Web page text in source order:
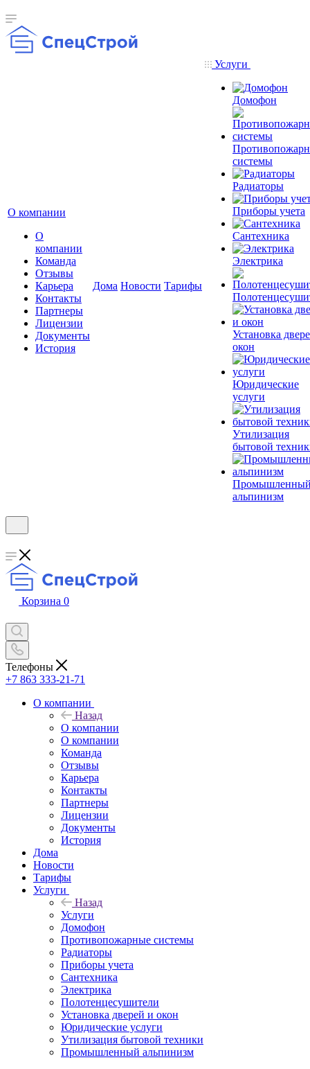
О компании
О
компании
Команда
Отзывы
Карьера
Контакты
Партнеры
Лицензии
Документы
История
Дома Новости Тарифы
Услуги
Домофон
системы
Радиаторы
Приборы учета
Сантехника
Электрика
Установка
окон
Юридические
услуги
Утилизация
бытовой
альпинизм
Корзина 0
Телефоны
+7 863 333-21-71
О компании
Назад
О компании
О компании
Команда
Отзывы
Карьера
Контакты
Партнеры
Лицензии
Документы
История
Дома
Новости
Тарифы
Услуги
Назад
Услуги
Домофон
Противопожарные системы
Радиаторы
Приборы учета
Сантехника
Электрика
Полотенцесушители
Установка дверей и окон
Юридические услуги
Утилизация бытовой техники
Промышленный альпинизм